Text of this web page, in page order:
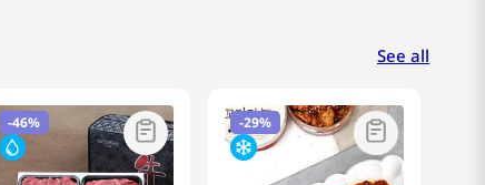
-46% -29%
See all